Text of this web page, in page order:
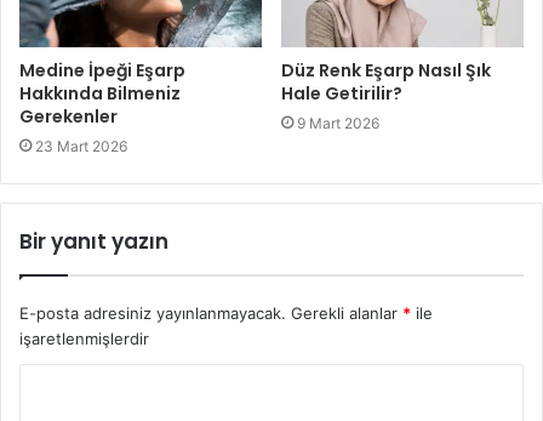
Medine İpeği Eşarp
Hakkında Bilmeniz
Gerekenler
23 Mart 2026
Düz Renk Eşarp Nasıl Şık
Hale Getirilir?
9 Mart 2026
Bir yanıt yazın
E-posta adresiniz yayınlanmayacak. Gerekli alanlar * ile
işaretlenmişlerdir